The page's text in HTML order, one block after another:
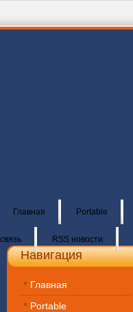
Главная Portable
связь RSS новости
Навигация
Главная
Portable